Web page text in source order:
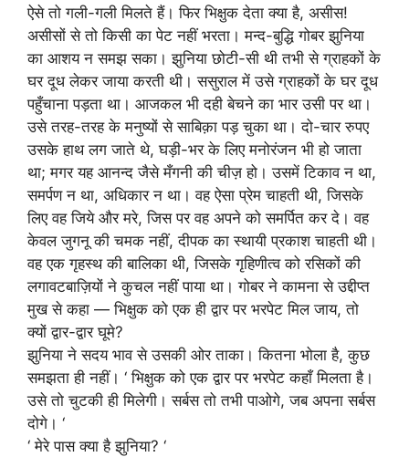
ऐसे तो गली-गली मिलते हैं। फिर भिक्षुक देता क्या है, असीस!
असीसों से तो किसी का पेट नहीं भरता। मन्द-बुद्धि गोबर झुनिया
का आशय न समझ सका। झुनिया छोटी-सी थी तभी से ग्राहकों के
घर दूध लेकर जाया करती थी। ससुराल में उसे ग्राहकों के घर दूध
पहुँचाना पड़ता था। आजकल भी दही बेचने का भार उसी पर था।
उसे तरह-तरह के मनुष्यों से साबिक़ा पड़ चुका था। दो-चार रुपए
उसके हाथ लग जाते थे, घड़ी-भर के लिए मनोरंजन भी हो जाता
था; मगर यह आनन्द जैसे मँगनी की चीज़ हो। उसमें टिकाव न था,
समर्पण न था, अधिकार न था। वह ऐसा प्रेम चाहती थी, जिसके
लिए वह जिये और मरे, जिस पर वह अपने को समर्पित कर दे। वह
केवल जुगनू की चमक नहीं, दीपक का स्थायी प्रकाश चाहती थी।
वह एक गृहस्थ की बालिका थी, जिसके गृहिणीत्व को रसिकों की
लगावटबाज़ियों ने कुचल नहीं पाया था। गोबर ने कामना से उद्दीप्त
मुख से कहा — भिक्षुक को एक ही द्वार पर भरपेट मिल जाय, तो
क्यों द्वार-द्वार घूमे?
झुनिया ने सदय भाव से उसकी ओर ताका। कितना भोला है, कुछ
समझता ही नहीं। ‘ भिक्षुक को एक द्वार पर भरपेट कहाँ मिलता है।
उसे तो चुटकी ही मिलेगी। सर्बस तो तभी पाओगे, जब अपना सर्बस
दोगे। ‘
‘ मेरे पास क्या है झुनिया? ‘